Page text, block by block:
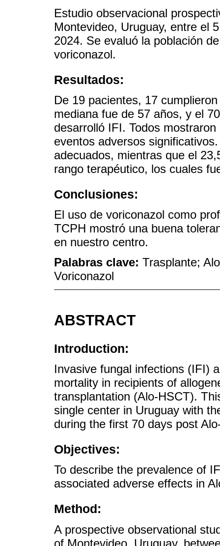
Estudio observacional
Montevideo, Uruguay, entre el
2024. Se evaluó la población
voriconazol.
Resultados:
De 19 pacientes, 17
mediana fue de 57 años, y el
desarrolló IFI. Todos
eventos adversos
adecuados, mientras que el
rango terapéutico, los cuales
Conclusiones:
El uso de voriconazol como
TCPH mostró una buena
en nuestro centro.
Palabras clave: Trasplante;
Voriconazol
ABSTRACT
Introduction:
Invasive fungal infections (IFI)
mortality in recipients of
transplantation (Alo-HSCT).
single center in Uruguay with
during the first 70 days post
Objectives:
To describe the prevalence of
associated adverse effects in
Method:
A prospective observational
of Montevideo, Uruguay,